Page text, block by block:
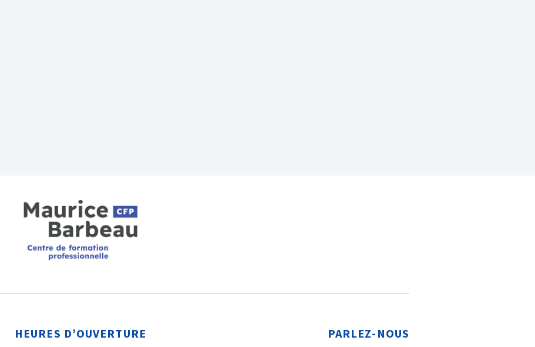
HEURES D’OUVERTURE PARLEZ-NOUS